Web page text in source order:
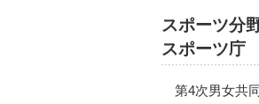
スポーツ分
スポーツ庁
第4次男女共